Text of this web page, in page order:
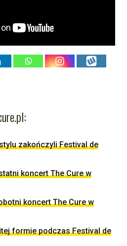
zakończyli Festival de
koncert The Cure w
koncert The Cure w
formie podczas Festival de